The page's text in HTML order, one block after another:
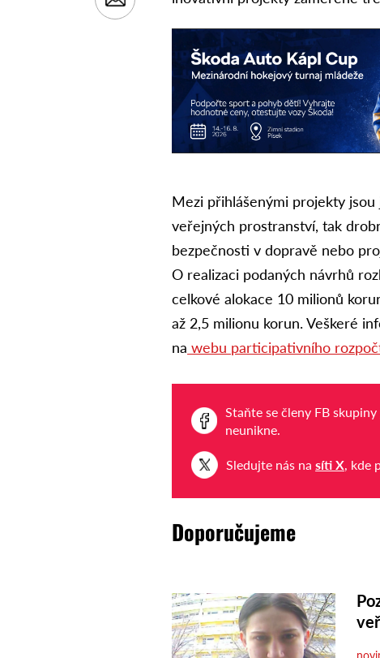
Mezi přihlášenými projekty
veřejných prostranství, tak
bezpečnosti v dopravě nebo
O realizaci podaných návrhů
celkové alokace 10 milionů
až 2,5 milionu korun. Veškeré
na webu participativního
Staňte se členy FB skupiny
neunikne.
Sledujte nás nasíti X ,
Doporučujeme